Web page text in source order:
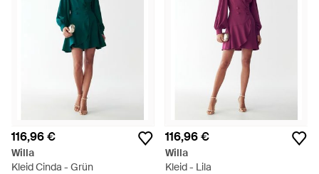
116,96 €
Willa
Kleid Cinda - Grün
116,96 €
Willa
Kleid - Lila